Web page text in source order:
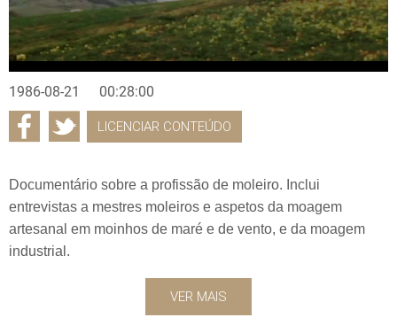
1986-08-21 00:28:00
LICENCIAR CONTEÚDO
Documentário sobre a profissão de moleiro. Inclui
entrevistas a mestres moleiros e aspetos da moagem
artesanal em moinhos de maré e de vento, e da moagem
industrial.
VER MAIS